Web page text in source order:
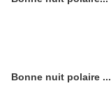
Bonne nuit polaire ...